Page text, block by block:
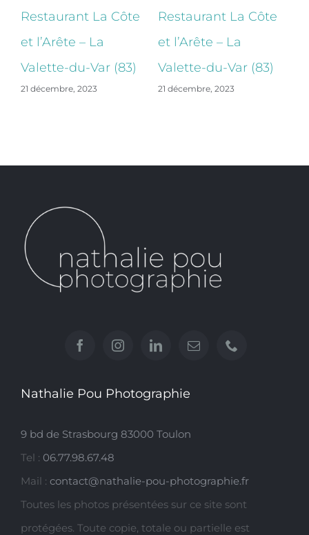
Restaurant La Côte
et l’Arête – La
Valette-du-Var (83)
21 décembre, 2023
Restaurant La Côte
et l’Arête – La
Valette-du-Var (83)
21 décembre, 2023
Nathalie Pou Photographie
9 bd de Strasbourg 83000 Toulon
Tel : 06.77.98.67.48
Mail : contact@nathalie-pou-photographie.fr
Toutes les photos présentées sur ce site sont
protégées. Toute copie, totale ou partielle est